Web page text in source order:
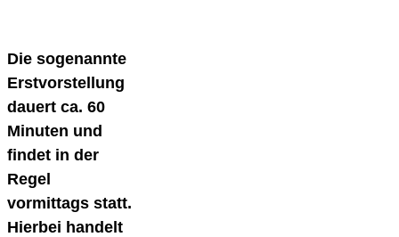
Die sogenannte
Erstvorstellung
dauert ca. 60
Minuten und
findet in der
Regel
vormittags statt.
Hierbei handelt